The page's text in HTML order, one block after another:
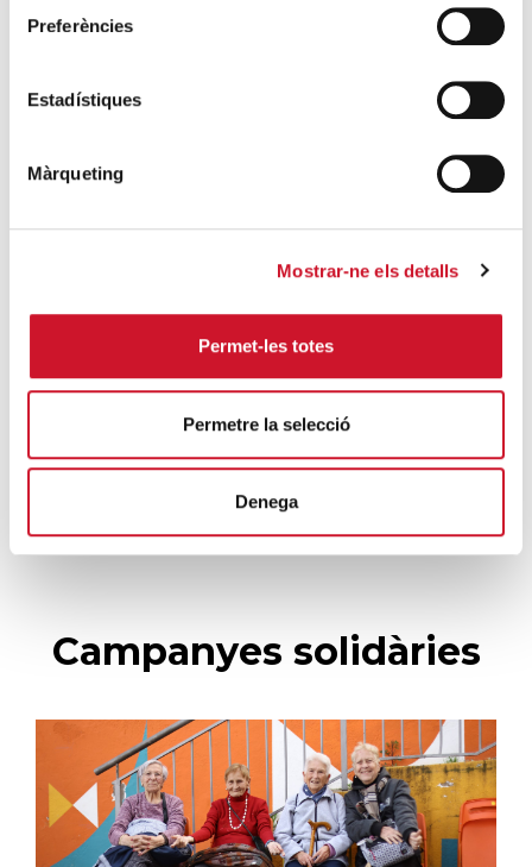
Preferències
Estadístiques
Màrqueting
Mostrar-ne els detalls
Permet-les totes
Permetre la selecció
Denega
la situació a Ceuta i fa una crida a la
SEGUEIX LLEGINT
Càritas Barcelona acompanya més de
4.100 persones en el dispositiu
extraordinari de regularització
La campana que canvia vides
SEGUEIX LLEGINT
El voluntariat, una oportunitat per fer
SEGUEIX LLEGINT
Campanyes solidàries